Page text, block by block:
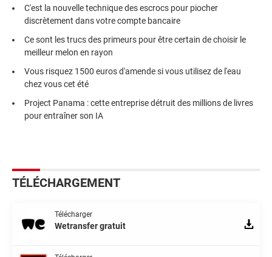
C'est la nouvelle technique des escrocs pour piocher
discrètement dans votre compte bancaire
Ce sont les trucs des primeurs pour être certain de choisir le
meilleur melon en rayon
Vous risquez 1500 euros d'amende si vous utilisez de l'eau
chez vous cet été
Project Panama : cette entreprise détruit des millions de livres
pour entraîner son IA
TÉLÉCHARGEMENT
Télécharger
Wetransfer gratuit